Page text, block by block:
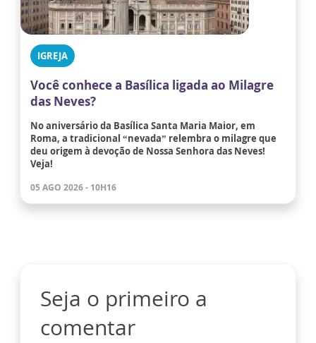
IGREJA
Você conhece a Basílica ligada ao Milagre
das Neves?
No aniversário da Basílica Santa Maria Maior, em
Roma, a tradicional “nevada” relembra o milagre que
deu origem à devoção de Nossa Senhora das Neves!
Veja!
05 AGO 2026 - 10H16
Seja o primeiro a
comentar